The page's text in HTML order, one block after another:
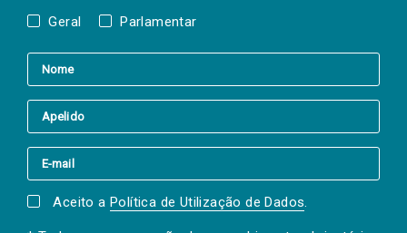
Geral Parlamentar
Aceito a Política de Utilização de Dados.